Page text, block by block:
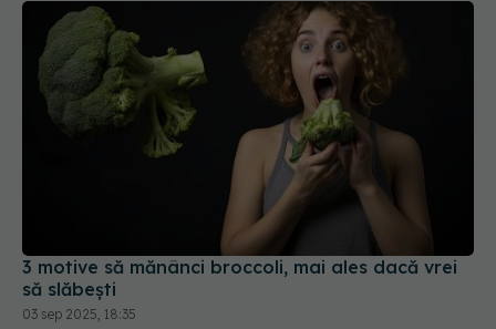
3 motive să mănânci broccoli, mai ales dacă vrei